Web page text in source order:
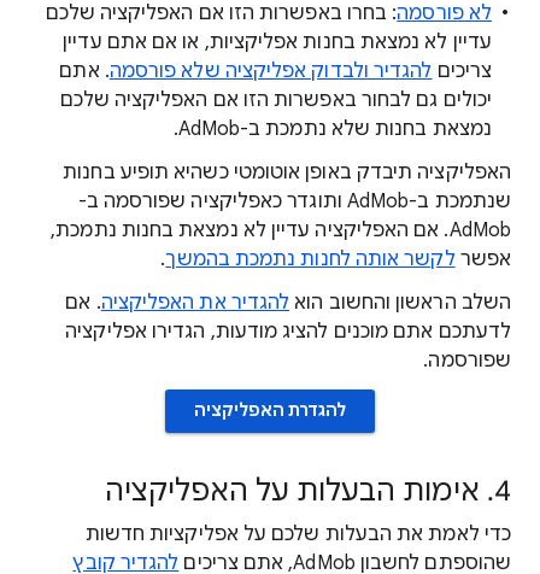
לא פורסמה: בחרו באפשרות הזו אם האפליקציה שלכם
עדיין לא נמצאת בחנות אפליקציות, או אם אתם עדיין
צריכים להגדיר ולבדוק אפליקציה שלא פורסמה. אתם
יכולים גם לבחור באפשרות הזו אם האפליקציה שלכם
נמצאת בחנות שלא נתמכת ב-AdMob.
האפליקציה תיבדק באופן אוטומטי כשהיא תופיע בחנות
שנתמכת ב-AdMob ותוגדר כאפליקציה שפורסמה ב-
AdMob. אם האפליקציה עדיין לא נמצאת בחנות נתמכת,
אפשר לקשר אותה לחנות נתמכת בהמשך.
השלב הראשון והחשוב הוא להגדיר את האפליקציה. אם
לדעתכם אתם מוכנים להציג מודעות, הגדירו אפליקציה
שפורסמה.
להגדרת האפליקציה
4. אימות הבעלות על האפליקציה
כדי לאמת את הבעלות שלכם על אפליקציות חדשות
שהוספתם לחשבון AdMob, אתם צריכים
להגדיר קובץ